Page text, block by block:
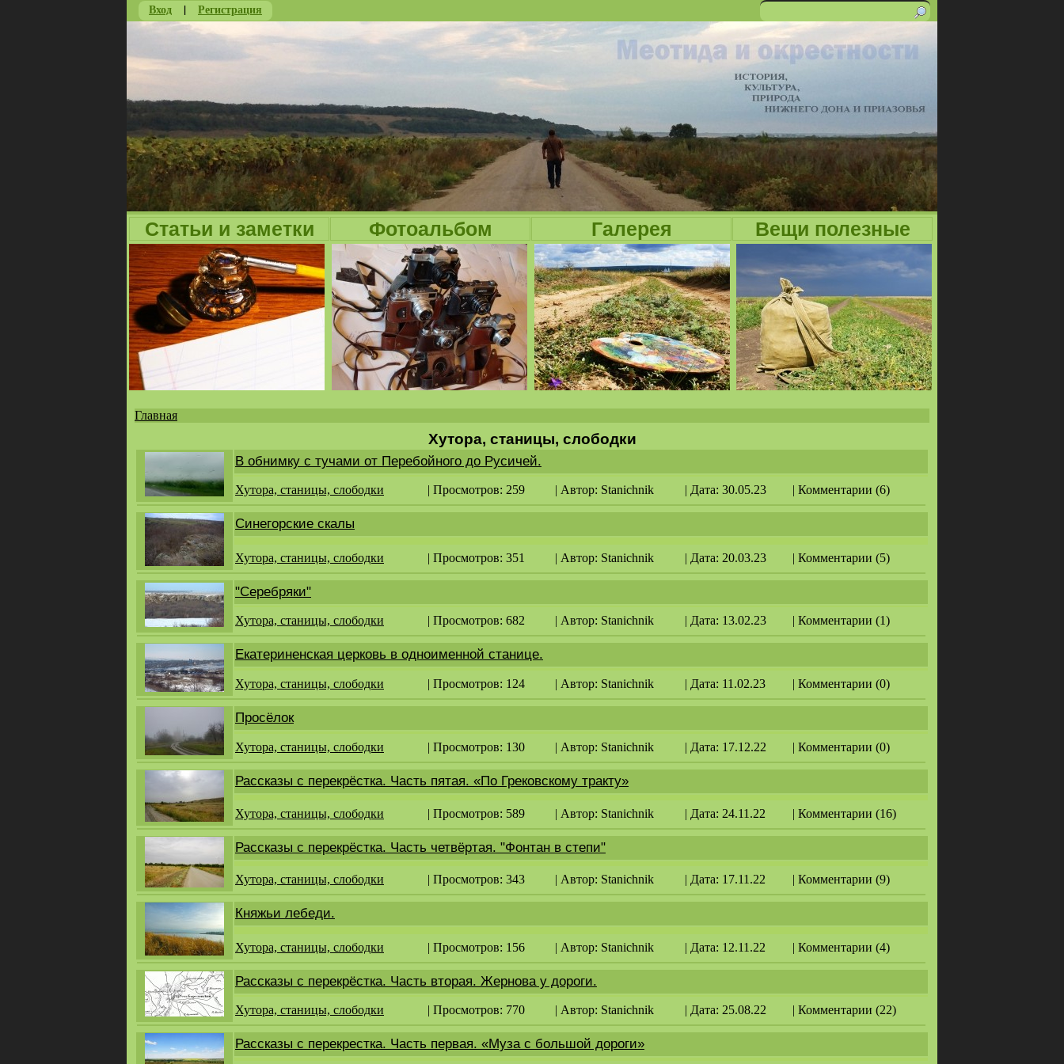
Вход | Регистрация
Форма
поиска
Поиск
Статьи и заметки Фотоальбом Галерея Вещи полезные
здесь
Главная
Хутора, станицы, слободки
В обнимку с тучами от Перебойного до Русичей.
Хутора, станицы, слободки | Просмотров: 259 | Автор: Stanichnik | Дата: 30.05.23 | Комментарии (6)
Синегорские скалы
Хутора, станицы, слободки | Просмотров: 351 | Автор: Stanichnik | Дата: 20.03.23 | Комментарии (5)
"Серебряки"
Хутора, станицы, слободки | Просмотров: 682 | Автор: Stanichnik | Дата: 13.02.23 | Комментарии (1)
Екатериненская церковь в одноименной станице.
Хутора, станицы, слободки | Просмотров: 124 | Автор: Stanichnik | Дата: 11.02.23 | Комментарии (0)
Просёлок
Хутора, станицы, слободки | Просмотров: 130 | Автор: Stanichnik | Дата: 17.12.22 | Комментарии (0)
Рассказы с перекрёстка. Часть пятая. «По Грековскому тракту»
Хутора, станицы, слободки | Просмотров: 589 | Автор: Stanichnik | Дата: 24.11.22 | Комментарии (16)
Рассказы с перекрёстка. Часть четвёртая. "Фонтан в степи"
Хутора, станицы, слободки | Просмотров: 343 | Автор: Stanichnik | Дата: 17.11.22 | Комментарии (9)
Княжьи лебеди.
Хутора, станицы, слободки | Просмотров: 156 | Автор: Stanichnik | Дата: 12.11.22 | Комментарии (4)
Рассказы с перекрёстка. Часть вторая. Жернова у дороги.
Хутора, станицы, слободки | Просмотров: 770 | Автор: Stanichnik | Дата: 25.08.22 | Комментарии (22)
Рассказы с перекрестка. Часть первая. «Муза с большой дороги»